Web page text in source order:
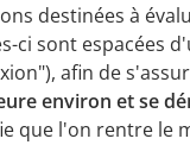
destinées à
ci sont espacées
afin de
environ et se
que l'on rentre le